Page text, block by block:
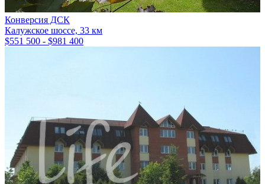
Конверсия ДСК
Калужское шоссе, 33 км
$551 500 - $981 400